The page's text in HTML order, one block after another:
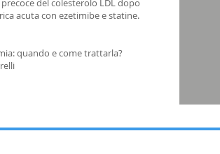
precoce del colesterolo LDL dopo
acuta con ezetimibe e statine.
quando e come trattarla?